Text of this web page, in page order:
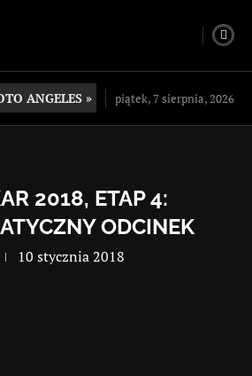
ANGELES » piątek, 7 sierpnia, 2026
2018, ETAP 4:
ODCINEK
10 stycznia 2018